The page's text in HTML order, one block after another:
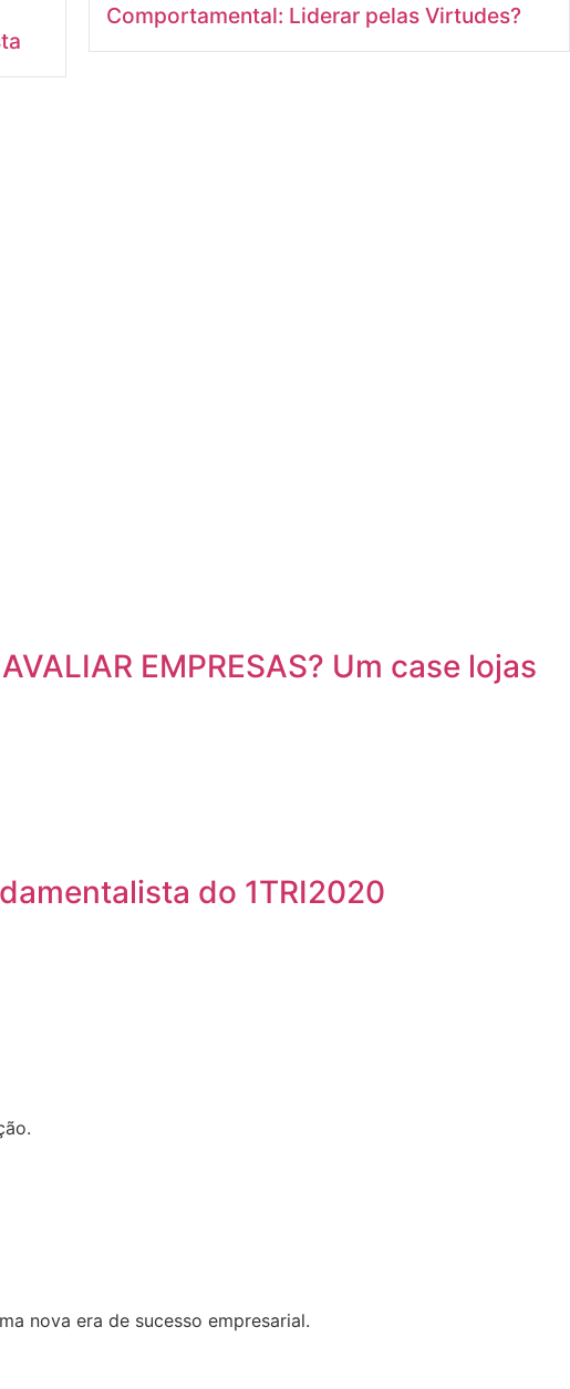
Comportamental: Liderar pelas Virtudes?
EMPRESAS? Um case lojas
do 1TRI2020
nova era de sucesso empresarial.